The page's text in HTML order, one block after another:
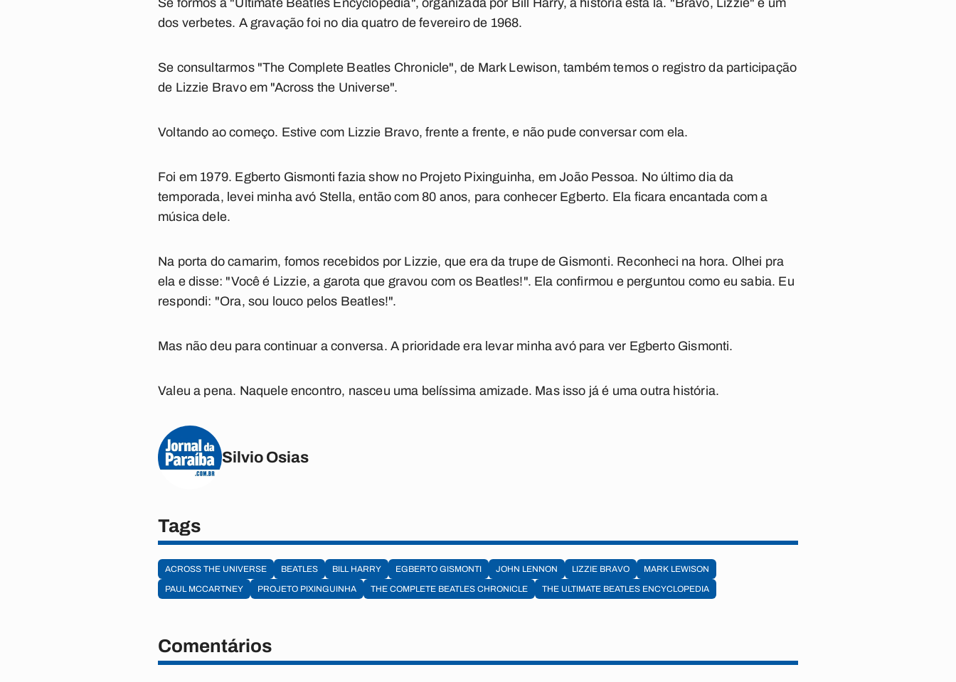
Se formos à "Ultimate Beatles Encyclopedia", organizada por Bill Harry, a história está lá. "Bravo, Lizzie" é um
dos verbetes. A gravação foi no dia quatro de fevereiro de 1968.
Se consultarmos "The Complete Beatles Chronicle", de Mark Lewison, também temos o registro da participação
de Lizzie Bravo em "Across the Universe".
Voltando ao começo. Estive com Lizzie Bravo, frente a frente, e não pude conversar com ela.
Foi em 1979. Egberto Gismonti fazia show no Projeto Pixinguinha, em João Pessoa. No último dia da
temporada, levei minha avó Stella, então com 80 anos, para conhecer Egberto. Ela ficara encantada com a
música dele.
Na porta do camarim, fomos recebidos por Lizzie, que era da trupe de Gismonti. Reconheci na hora. Olhei pra
ela e disse: "Você é Lizzie, a garota que gravou com os Beatles!". Ela confirmou e perguntou como eu sabia. Eu
respondi: "Ora, sou louco pelos Beatles!".
Mas não deu para continuar a conversa. A prioridade era levar minha avó para ver Egberto Gismonti.
Valeu a pena. Naquele encontro, nasceu uma belíssima amizade. Mas isso já é uma outra história.
Silvio Osias
Tags
ACROSS THE UNIVERSE BEATLES BILL HARRY EGBERTO GISMONTI JOHN LENNON LIZZIE BRAVO
MARK LEWISON
PAUL MCCARTNEY
PROJETO PIXINGUINHA THE COMPLETE BEATLES CHRONICLE THE ULTIMATE BEATLES ENCYCLOPEDIA
Comentários